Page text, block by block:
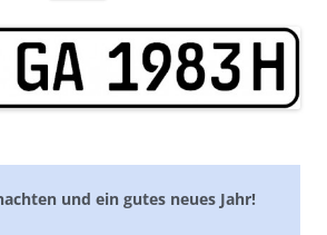
und ein gutes neues Jahr!